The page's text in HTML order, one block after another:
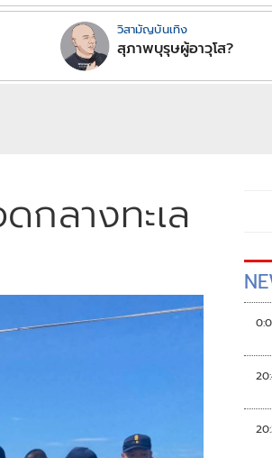
วิสามัญบันเทิง
สุภาพบุรุษผู้อาวุโส?
ลางทะเล